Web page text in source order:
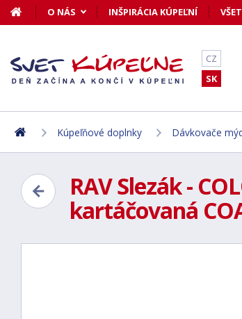
O NÁS INŠPIRÁCIA KÚPEĽNÍ
CZ
SK
Kúpeľňové doplnky Dávkovače
RAV Slezák -
kartáčovaná